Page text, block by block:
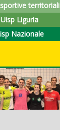
territoriali
Uisp Liguria
Nazionale